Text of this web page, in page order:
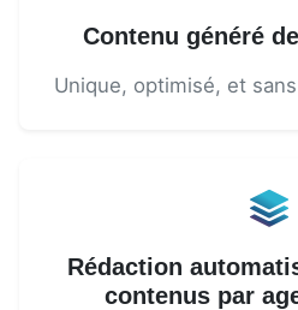
Contenu généré
Unique, optimisé, et
Rédaction
contenus par